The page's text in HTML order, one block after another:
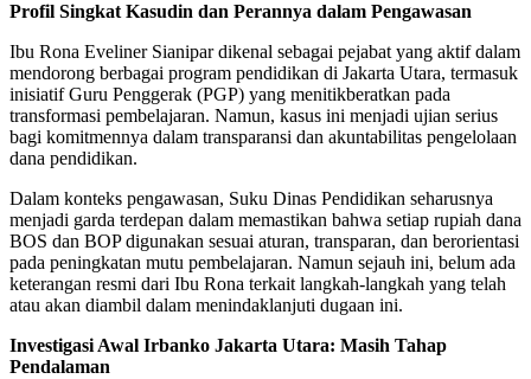
Profil Singkat Kasudin dan Perannya dalam Pengawasan
Ibu Rona Eveliner Sianipar dikenal sebagai pejabat yang aktif dalam
mendorong berbagai program pendidikan di Jakarta Utara, termasuk
inisiatif Guru Penggerak (PGP) yang menitikberatkan pada
transformasi pembelajaran. Namun, kasus ini menjadi ujian serius
bagi komitmennya dalam transparansi dan akuntabilitas pengelolaan
dana pendidikan.
Dalam konteks pengawasan, Suku Dinas Pendidikan seharusnya
menjadi garda terdepan dalam memastikan bahwa setiap rupiah dana
BOS dan BOP digunakan sesuai aturan, transparan, dan berorientasi
pada peningkatan mutu pembelajaran. Namun sejauh ini, belum ada
keterangan resmi dari Ibu Rona terkait langkah-langkah yang telah
atau akan diambil dalam menindaklanjuti dugaan ini.
Investigasi Awal Irbanko Jakarta Utara: Masih Tahap
Pendalaman